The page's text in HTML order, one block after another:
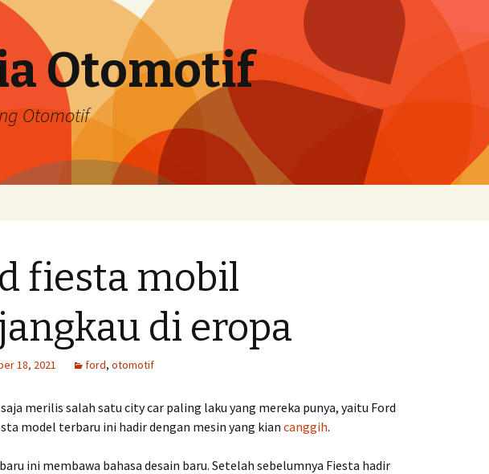
Otomotif
Otomotif
fiesta mobil
di eropa
18, 2021 ford, otomotif
merilis salah satu city car paling laku yang mereka punya, yaitu Ford
model terbaru ini hadir dengan mesin yang kian canggih.
ini membawa bahasa desain baru. Setelah sebelumnya Fiesta hadir